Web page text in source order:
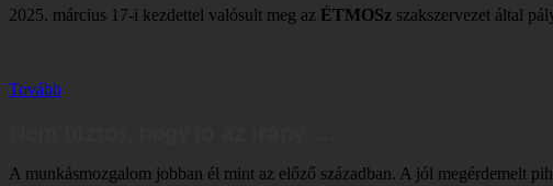
2025. március 17-i kezdettel valósult meg az ÉTMOSz szakszervezet által
Tovább
A munkásmozgalom jobban él mint az előző században. A jól megérdemelt